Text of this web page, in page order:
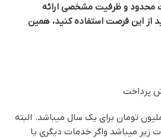
محدود و ظرفیت مشخصی ارائه
از این فرصت استفاده کنید، همین
کلی این طرح ، 25 ملیون تومان برای یک سال میباشد. البته
زیر میباشد واگر خدمات دیگری یا